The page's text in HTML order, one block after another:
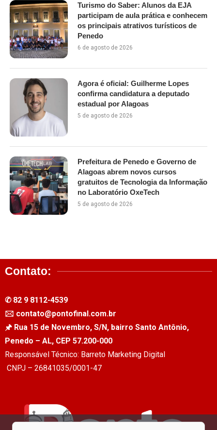
Turismo do Saber: Alunos da EJA
participam de aula prática e conhecem
os principais atrativos turísticos de
Penedo
6 de agosto de 2026
Agora é oficial: Guilherme Lopes
confirma candidatura a deputado
estadual por Alagoas
5 de agosto de 2026
Prefeitura de Penedo e Governo de
Alagoas abrem novos cursos
gratuitos de Tecnologia da Informação
no Laboratório OxeTech
5 de agosto de 2026
Contato:
✆ 82 9 8112-4539
🖂 contato@pontofinal.com.br
🖈 Rua 15 de Novembro, S/N, bairro Santo Antônio,
Penedo – AL, CEP 57.200-000
Responsável Técnico: Barreto Marketing Digital
CNPJ – 26841035/0001-47